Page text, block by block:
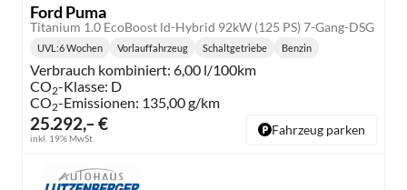
Ford Puma
Titanium 1.0 EcoBoost ld-Hybrid 92kW (125 PS) 7-Gang-DSG
25.292,– €
inkl. 19% MwSt.
Lieferzeit:
UVL :6 Wochen Vorlauffahrzeug
Getriebe:
Schaltgetriebe
Kraftstoff:
Benzin
Verbrauch kombiniert: 6,00 l/100km
CO2-Klasse: D
CO2-Emissionen: 135,00 g/km
Fahrzeug parken